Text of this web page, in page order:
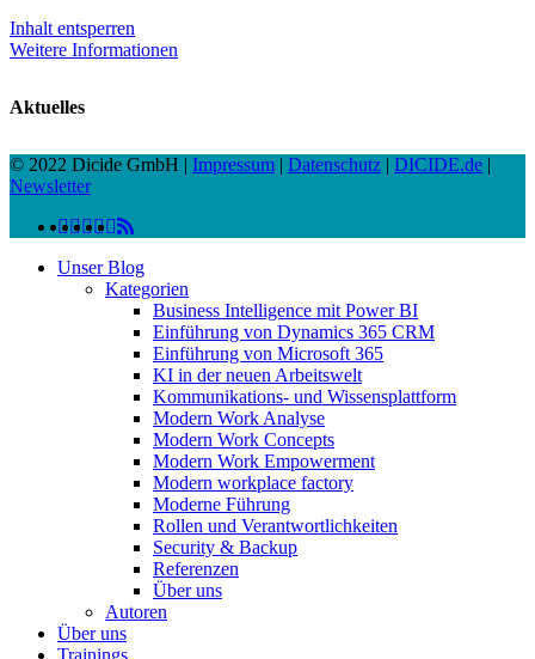
Inhalt entsperren
Weitere Informationen
Aktuelles
© 2022 Dicide GmbH | Impressum | Datenschutz | DICIDE.de |
Newsletter
twitter
facebook
linkedinyoutube
RSS
instagram
spotify
vk
Close
Unser Blog
Kategorien
Business Intelligence mit Power BI
Einführung von Dynamics 365 CRM
Einführung von Microsoft 365
KI in der neuen Arbeitswelt
Kommunikations- und Wissensplattform
Modern Work Analyse
Modern Work Concepts
Modern Work Empowerment
Modern workplace factory
Moderne Führung
Rollen und Verantwortlichkeiten
Security & Backup
Referenzen
Über uns
Autoren
Über uns